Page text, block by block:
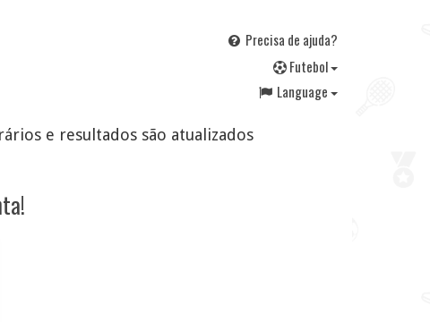
Precisa de ajuda?
Futebol
Language
e resultados são atualizados